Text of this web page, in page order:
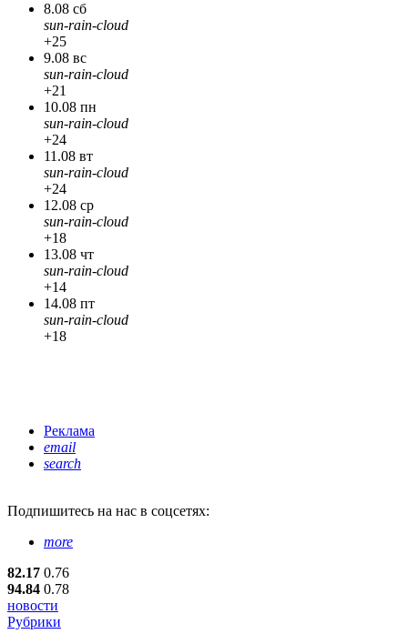
8.08 сб
sun-rain-cloud
+25
9.08 вс
sun-rain-cloud
+21
10.08 пн
sun-rain-cloud
+24
11.08 вт
sun-rain-cloud
+24
12.08 ср
sun-rain-cloud
+18
13.08 чт
sun-rain-cloud
+14
14.08 пт
sun-rain-cloud
+18
Реклама
email
search
Подпишитесь на нас в соцсетях:
more
82.17 0.76
94.84 0.78
новости
Рубрики